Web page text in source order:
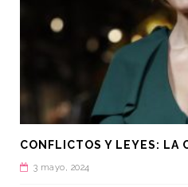
3 mayo, 2024